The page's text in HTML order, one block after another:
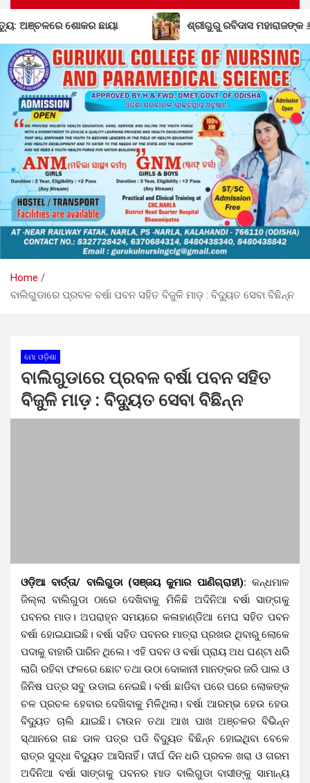
ଛାୟା ଶ୍ରୀଗୁରୁ ରବିଦାସ ମହାରାଜଙ୍କ ୬୫୦ତମ ଜନ୍ମ
Home
ବାଲିଗୁଡାରେ ପ୍ରବଳ ବର୍ଷା ପବନ ସହିତ ବିଜୁଳି ମାଡ଼ : ବିଦ୍ୟୁତ ସେବା ବିଛିନ୍ନ
ମୋ ଓଡ଼ିଶା
ବାଲିଗୁଡାରେ ପ୍ରବଳ ବର୍ଷା ପବନ ସହିତ
ବିଜୁଳି ମାଡ଼ : ବିଦ୍ୟୁତ ସେବା ବିଛିନ୍ନ
ଓଡ଼ିଆ ବାର୍ତ୍ତା/ ବାଲିଗୁଡା (ସଞ୍ଜୟ କୁମାର ପାଣିଗ୍ରାହୀ): କନ୍ଧମାଳ
ଜିଲ୍ଲା ବାଲିଗୁଡା ଠାରେ ଦେଖିବାକୁ ମିଳିଛି ଅଦିନିଆ ବର୍ଷା ସାଙ୍ଗକୁ
ପବନର ମାଡ। ଅପରାହ୍ନ ସମୟରେ କଳାହାଣ୍ଡିଆ ମେଘ ସହିତ ପବନ
ବର୍ଷା ହୋଇଯାଇଛି। ବର୍ଷା ସହିତ ପବନର ମାତ୍ରା ପ୍ରଖର ଥିବାରୁ ଲୋକେ
ପଦାକୁ ବାହାରି ପାରିନ ଥିଲେ। ଏହି ପବନ ଓ ବର୍ଷା ପ୍ରାୟ ଅଧ ଘଣ୍ଟା ଧରି
ଲାଗି ରହିବା ଫଳରେ ଛୋଟ ତଥା ଉଠା ଦୋକାନୀ ମାନଙ୍କର ଜରି ପାଲ ଓ
ଜିନିଷ ପତ୍ର ସବୁ ଉଡାଇ ନେଇଛି। ବର୍ଷା ଛାଡିବା ପରେ ପରେ ଲୋକଙ୍କ
ଚଳ ପ୍ରଚଳ ହେବାର ଦେଖିବାକୁ ମିଳିଥିଲା। ବର୍ଷା ଆରମ୍ଭ ହେଉ ହେଉ
ବିଦ୍ୟୁତ ଚାଲି ଯାଇଛି। ଟାଉନ ତଥା ଆଖ ପାଖ ଅଞ୍ଚଳର ବିଭିନ୍ନ
ସ୍ଥାନରେ ଗଛ ଡାଳ ପତ୍ର ପଡି ବିଦ୍ୟୁତ ବିଛିନ୍ନ ହୋଇଥିବା ବେଳେ
ରାତ୍ର ସୁଦ୍ଧା ବିଦ୍ୟୁତ ଆସିନାହିଁ। ଦୀର୍ଘ ଦିନ ଧରି ପ୍ରବଳ ଖରା ଓ ଗରମ
ଅଦିନିଆ ବର୍ଷା ସାଙ୍ଗକୁ ପବନର ମାଡ ବାଲିଗୁଡା ବାସୀଙ୍କୁ ସାମାନ୍ୟ